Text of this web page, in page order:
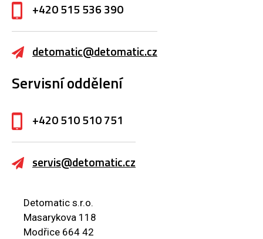
+420 515 536 390
detomatic@detomatic.cz
Servisní oddělení
+420 510 510 751
servis@detomatic.cz
Detomatic s.r.o.
Masarykova 118
Modřice 664 42